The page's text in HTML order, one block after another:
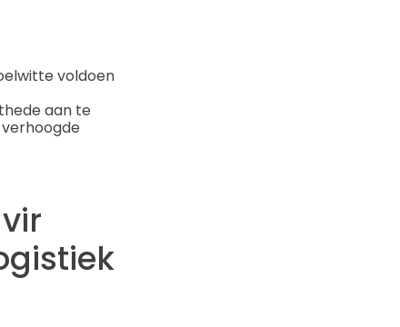
voldoen
aan te